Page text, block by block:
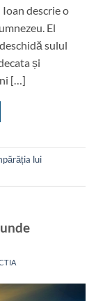
descrie o
El
sulul
și
[…]
lui